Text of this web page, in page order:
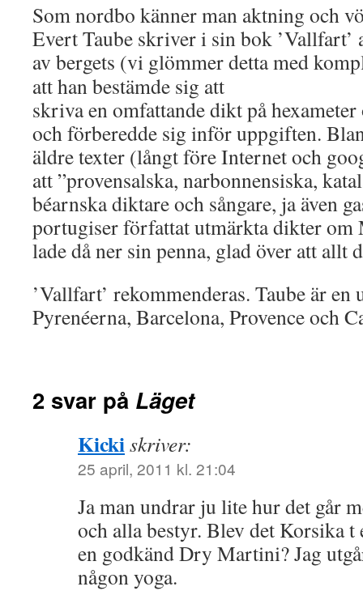
Som nordbo känner man aktning och
Evert Taube skriver i sin bok ’Vallfart’
av bergets (vi glömmer detta med
att han bestämde sig att
skriva en omfattande dikt på
och förberedde sig inför uppgiften.
äldre texter (långt före Internet och
att ”provensalska, narbonnensiska,
béarnska diktare och sångare, ja även
portugiser författat utmärkta dikter om
lade då ner sin penna, glad över att allt
’Vallfart’ rekommenderas. Taube är
Pyrenéerna, Barcelona, Provence och
2 svar på Läget
Kickiskriver:
25 april, 2011 kl. 21:04
Ja man undrar ju lite hur det går
och alla bestyr. Blev det Korsika t
en godkänd Dry Martini? Jag
någon yoga.